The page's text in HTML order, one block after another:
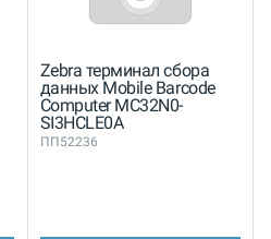
Zebra терминал сбора
данных Mobile Barcode
Computer MC32N0-
SI3HCLE0A
ПП52236